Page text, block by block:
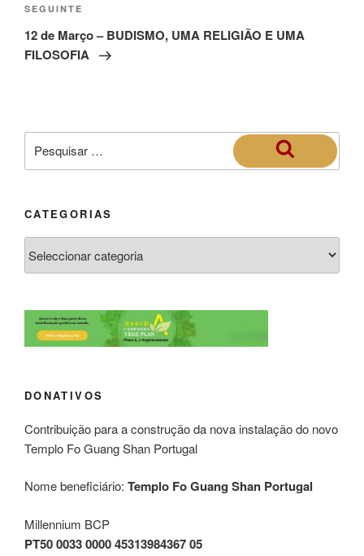
SEGUINTE
12 de Março – BUDISMO, UMA RELIGIÃO E UMA
FILOSOFIA
CATEGORIAS
DONATIVOS
Contribuição para a construção da nova instalação do novo
Templo Fo Guang Shan Portugal
Nome beneficiário: Templo Fo Guang Shan Portugal
Millennium BCP
PT50 0033 0000 45313984367 05